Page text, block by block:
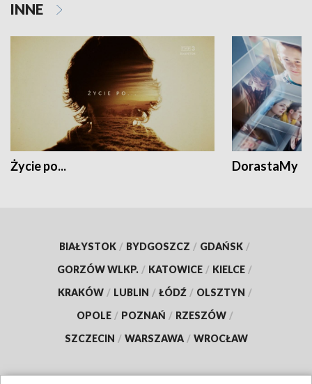
INNE
Życie po... DorastaMy
BIAŁYSTOK / BYDGOSZCZ / GDAŃSK /
GORZÓW WLKP. / KATOWICE / KIELCE /
KRAKÓW / LUBLIN / ŁÓDŹ / OLSZTYN /
OPOLE / POZNAŃ / RZESZÓW /
SZCZECIN / WARSZAWA / WROCŁAW